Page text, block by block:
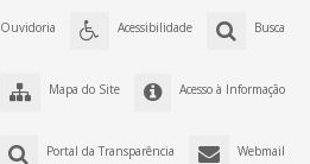
Busca
Acessibilidade
Ouvidoria
Acesso à Informação
Mapa do Site
Webmail
Portal da Transparência